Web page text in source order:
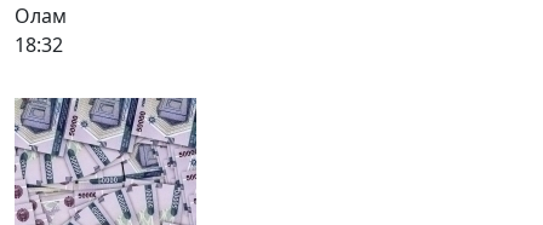
Олам
18:32